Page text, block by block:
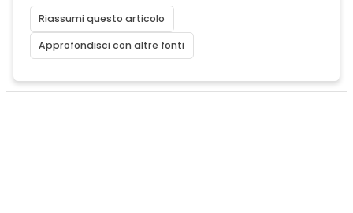
Riassumi questo articolo
Approfondisci con altre fonti